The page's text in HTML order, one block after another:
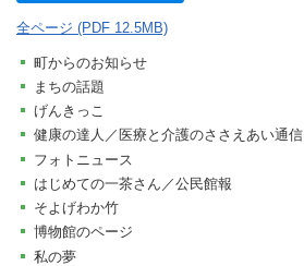
全ページ (PDF 12.5MB)
町からのお知らせ
まちの話題
げんきっこ
健康の達人／医療と介護のささえあい通信
フォトニュース
はじめての一茶さん／公民館報
そよげわか竹
博物館のページ
私の夢